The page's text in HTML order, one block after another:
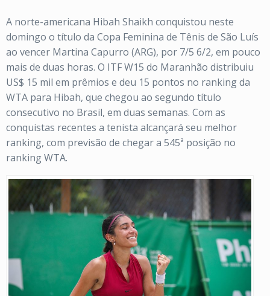
A norte-americana Hibah Shaikh conquistou neste
domingo o título da Copa Feminina de Tênis de São Luís
ao vencer Martina Capurro (ARG), por 7/5 6/2, em pouco
mais de duas horas. O ITF W15 do Maranhão distribuiu
US$ 15 mil em prêmios e deu 15 pontos no ranking da
WTA para Hibah, que chegou ao segundo título
consecutivo no Brasil, em duas semanas. Com as
conquistas recentes a tenista alcançará seu melhor
ranking, com previsão de chegar a 545ª posição no
ranking WTA.